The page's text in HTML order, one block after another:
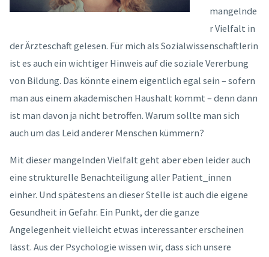
mangelnde
r Vielfalt in
der Ärzteschaft gelesen. Für mich als Sozialwissenschaftlerin
ist es auch ein wichtiger Hinweis auf die soziale Vererbung
von Bildung. Das könnte einem eigentlich egal sein – sofern
man aus einem akademischen Haushalt kommt – denn dann
ist man davon ja nicht betroffen. Warum sollte man sich
auch um das Leid anderer Menschen kümmern?
Mit dieser mangelnden Vielfalt geht aber eben leider auch
eine strukturelle Benachteiligung aller Patient_innen
einher. Und spätestens an dieser Stelle ist auch die eigene
Gesundheit in Gefahr. Ein Punkt, der die ganze
Angelegenheit vielleicht etwas interessanter erscheinen
lässt. Aus der Psychologie wissen wir, dass sich unsere